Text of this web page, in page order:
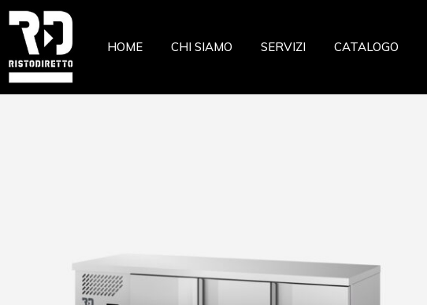
HOME CHI SIAMO SERVIZI CATALOGO
Pasta fresca